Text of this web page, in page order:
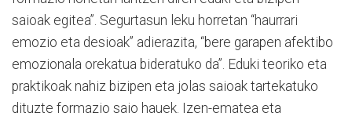
saioak egitea”. Segurtasun leku horretan “haurrari
emozio eta desioak” adierazita, “bere garapen afektibo
emozionala orekatua bideratuko da”. Eduki teoriko eta
praktikoak nahiz bizipen eta jolas saioak tartekatuko
dituzte formazio saio hauek. Izen-ematea eta